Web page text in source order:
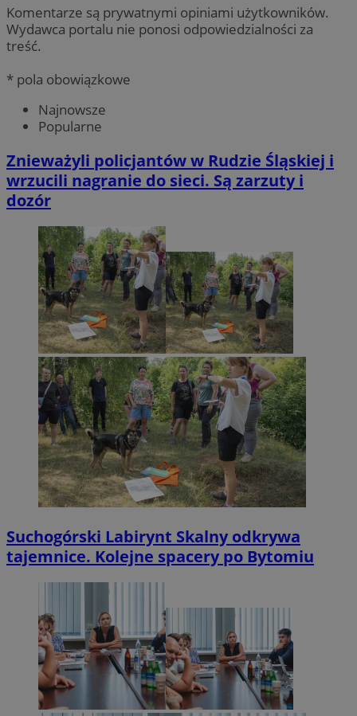
Komentarze są prywatnymi opiniami użytkowników.
Wydawca portalu nie ponosi odpowiedzialności za
treść.
* pola obowiązkowe
Najnowsze
Popularne
Znieważyli policjantów w Rudzie Śląskiej i
wrzucili nagranie do sieci. Są zarzuty i
dozór
Suchogórski Labirynt Skalny odkrywa
tajemnice. Kolejne spacery po Bytomiu